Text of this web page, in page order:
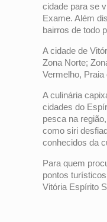
cidade para se
Exame. Além
bairros de todo
A cidade de
Zona Norte;
Vermelho,
A culinária
cidades do
pesca na
como siri
conhecidos da
Para quem
pontos
Vitória Espírito